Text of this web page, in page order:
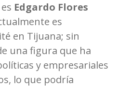
Edgardo Flores
es
en Tijuana; sin
una figura que ha
y empresariales
lo que podría